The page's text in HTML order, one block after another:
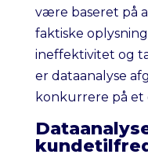
være baseret på
faktiske
ineffektivitet og
er dataanalyse
konkurrere på